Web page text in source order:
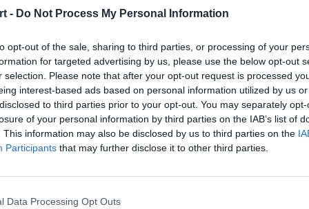
- Do Not Process My Personal Information
opt-out of the sale, sharing to third parties, or processing of your
for targeted advertising by us, please use the below opt-out
selection. Please note that after your opt-out request is processed
interest-based ads based on personal information utilized by us
to third parties prior to your opt-out. You may separately
of your personal information by third parties on the IAB’s list of
This information may also be disclosed by us to third parties on the
Participants that may further disclose it to other third parties.
Data Processing Opt Outs
jest Linus "⁠nilo⁠" Bergman z Metizportu, który wcześniej
Ale nilo był jedynym, który grał przeciwko zespołom z
wybór w rozmowie z serwisem HLTV.
13 stycznia. Jego nazwisko zostanie
Belgradzie. Przypomnijmy, że rok temu statuetkę tę
miesięcy znajduje się poza grą i trudno zakładać, by
Strike'a w 2023 wg HLTV: